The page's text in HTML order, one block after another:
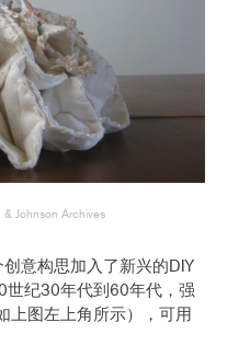
Johnson Archives
意构思加入了新兴的DIY
世纪30年代到60年代，强
上图左上角所示），可用